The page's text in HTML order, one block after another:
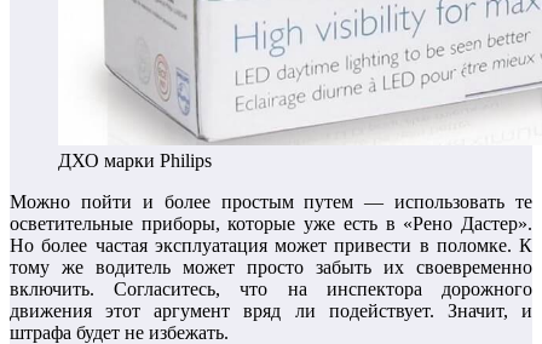
ДХО марки Philips
Можно пойти и более простым путем — использовать те
осветительные приборы, которые уже есть в «Рено Дастер».
Но более частая эксплуатация может привести в поломке. К
тому же водитель может просто забыть их своевременно
включить. Согласитесь, что на инспектора дорожного
движения этот аргумент вряд ли подействует. Значит, и
штрафа будет не избежать.